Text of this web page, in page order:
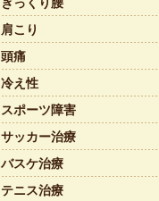
肩こり
頭痛
冷え性
スポーツ障害
サッカー治療
バスケ治療
テニス治療